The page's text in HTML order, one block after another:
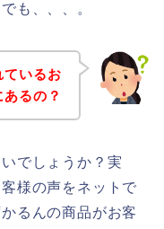
も、、、。
ているお
るの？
でしょうか？実
様の声をネットで
るんの商品がお客